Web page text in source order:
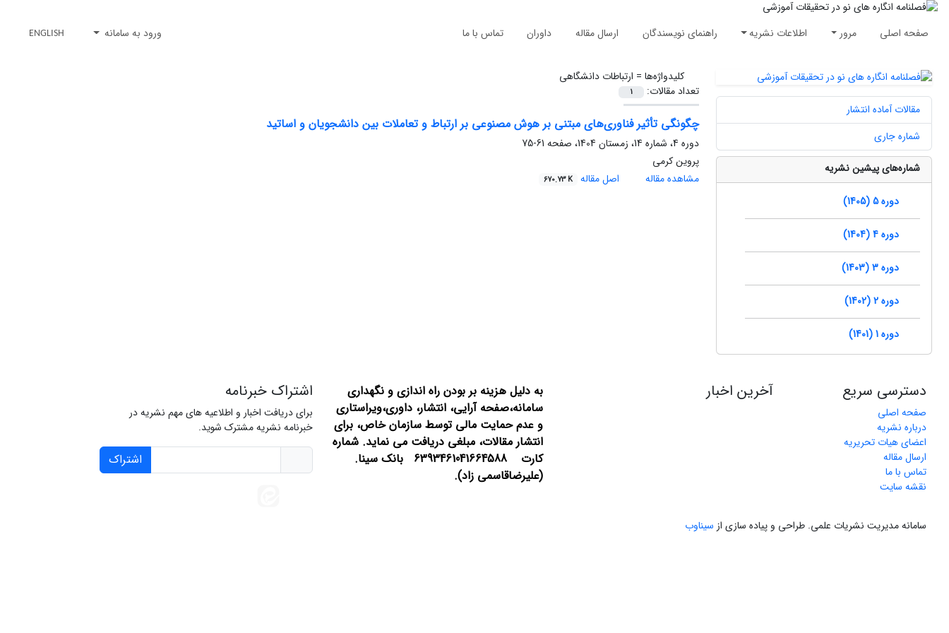
صفحه اصلی مرور اطلاعات نشریه راهنمای نویسندگان ارسال مقاله داوران تماس با ما ورود به سامانه ENGLISH
کلیدواژه‌ها = ارتباطات دانشگاهی
تعداد مقالات:
1
چگونگی تأثیر فناوری‌های مبتنی بر هوش مصنوعی بر ارتباط و تعاملات بین دانشجویان و اساتید
دوره 4، شماره 14، زمستان 1404، صفحه
61-75
پروین کرمی
مشاهده مقاله
اصل مقاله 670.73 K
مقالات آماده انتشار
شماره جاری
شماره‌های پیشین نشریه
دوره 5 (1405)
دوره 4 (1404)
دوره 3 (1403)
دوره 2 (1402)
دوره 1 (1401)
دسترسی سریع
صفحه اصلی
درباره نشریه
اعضای هیات تحریریه
ارسال مقاله
تماس با ما
نقشه سایت
آخرین اخبار
به دلیل هزینه بر بودن راه اندازی و نگهداری
سامانه،صفحه آرایی، انتشار، داوری،ویراستاری
و عدم حمایت مالی توسط سازمان خاص، برای
انتشار مقالات، مبلغی دریافت می نماید. شماره
کارت 6393461041664588 بانک سینا.
(علیرضاقاسمی زاد).
اشتراک خبرنامه
برای دریافت اخبار و اطلاعیه های مهم نشریه در
خبرنامه نشریه مشترک شوید.
اشتراک
سامانه مدیریت نشریات علمی. طراحی و پیاده سازی از سیناوب